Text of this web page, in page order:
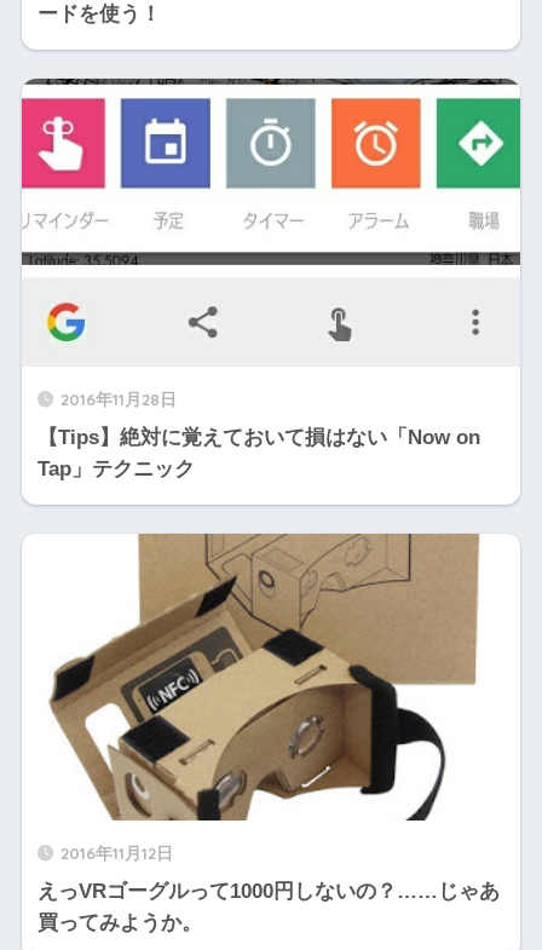
ードを使う！
2016年11月28日
【Tips】絶対に覚えておいて損はない「Now on
Tap」テクニック
2016年11月12日
えっVRゴーグルって1000円しないの？……じゃあ
買ってみようか。